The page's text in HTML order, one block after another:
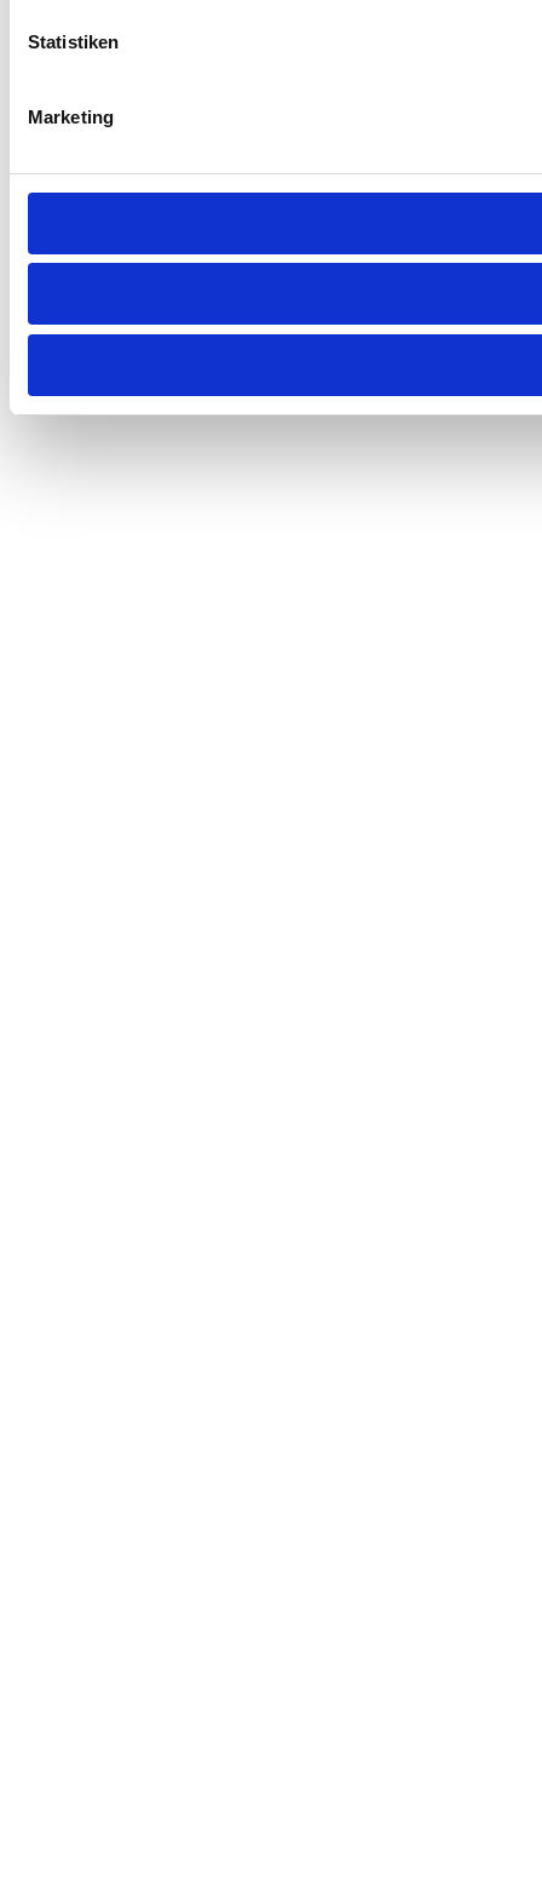
Statistiken
Marketing